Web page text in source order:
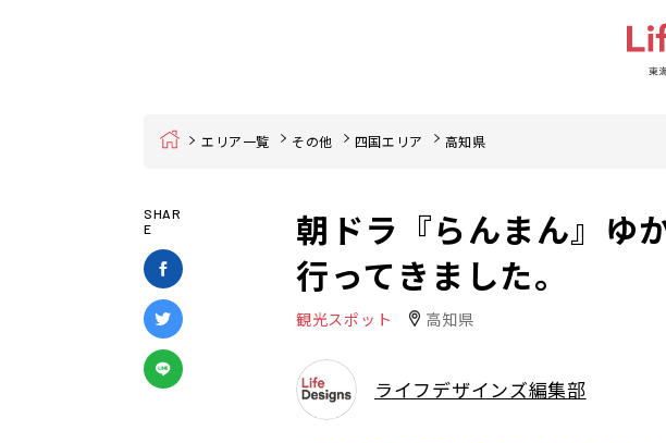
Home エリア一覧 その他 四国エリア 高知県
SHAR
E
朝ドラ『らんまん』ゆ
行ってきました。
観光スポット 高知県
ライフデザインズ編集部